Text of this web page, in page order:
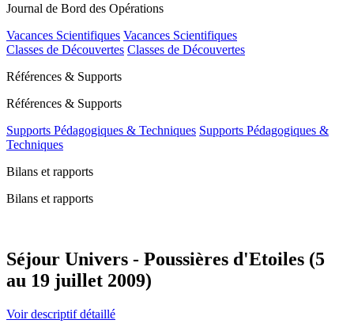
Journal de Bord des Opérations
Vacances Scientifiques Vacances Scientifiques
Classes de Découvertes Classes de Découvertes
Références & Supports
Références & Supports
Supports Pédagogiques & Techniques Supports Pédagogiques &
Techniques
Bilans et rapports
Bilans et rapports
Séjour Univers - Poussières d'Etoiles (5
au 19 juillet 2009)
Voir descriptif détaillé